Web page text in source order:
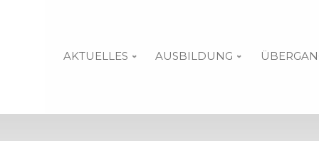
AKTUELLES AUSBILDUNG